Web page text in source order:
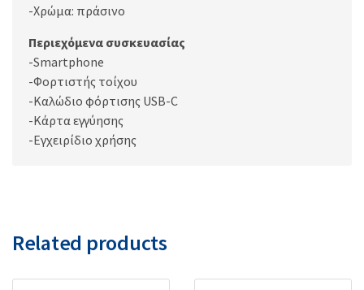
-Χρώμα: πράσινο
Περιεχόμενα συσκευασίας
-Smartphone
-Φορτιστής τοίχου
-Καλώδιο φόρτισης USB-C
-Κάρτα εγγύησης
-Εγχειρίδιο χρήσης
Related products